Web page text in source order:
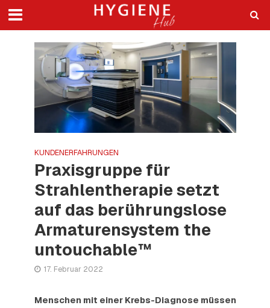
KUNDENERFAHRUNGEN
Praxisgruppe für
Strahlentherapie setzt
auf das berührungslose
Armaturensystem the
untouchable™
17. Februar 2022
Menschen mit einer Krebs-Diagnose müssen